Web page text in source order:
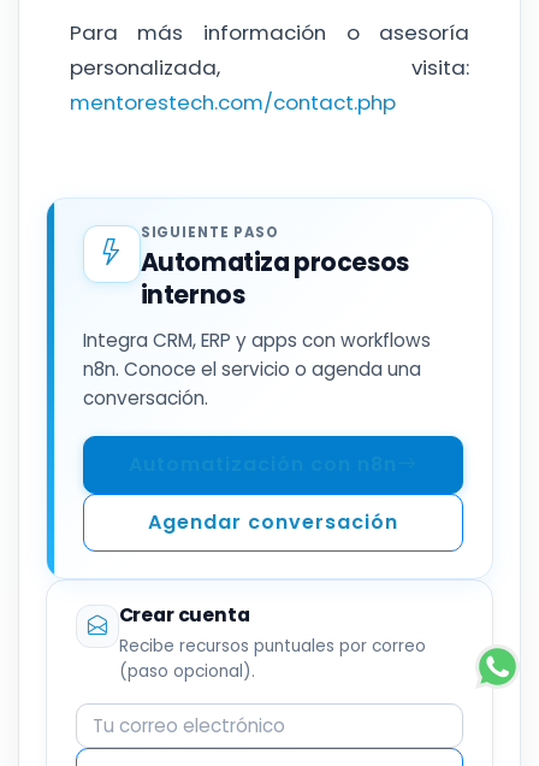
Para más información o asesoría
personalizada, visita:
mentorestech.com/contact.php
SIGUIENTE PASO
Automatiza procesos
internos
Integra CRM, ERP y apps con workflows
n8n. Conoce el servicio o agenda una
conversación.
Agendar conversación
Crear cuenta
Recibe recursos puntuales por correo
(paso opcional).
Correo electrónico